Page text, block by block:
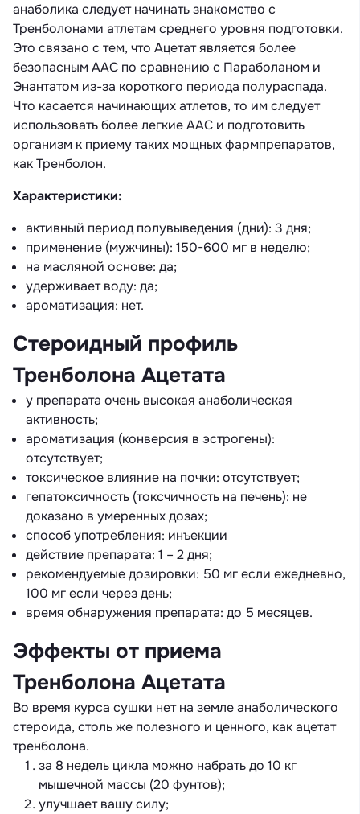
анаболика следует начинать знакомство с
Тренболонами атлетам среднего уровня подготовки.
Это связано с тем, что Ацетат является более
безопасным ААС по сравнению с Параболаном и
Энантатом из-за короткого периода полураспада.
Что касается начинающих атлетов, то им следует
использовать более легкие ААС и подготовить
организм к приему таких мощных фармпрепаратов,
как Тренболон.
Характеристики:
активный период полувыведения (дни): 3 дня;
применение (мужчины): 150-600 мг в неделю;
на масляной основе: да;
удерживает воду: да;
ароматизация: нет.
Стероидный профиль
Тренболона Ацетата
у препарата очень высокая анаболическая
активность;
ароматизация (конверсия в эстрогены):
отсутствует;
токсическое влияние на почки: отсутствует;
гепатоксичность (токсчичность на печень): не
доказано в умеренных дозах;
способ употребления: инъекции
действие препарата: 1 – 2 дня;
рекомендуемые дозировки: 50 мг если ежедневно,
100 мг если через день;
время обнаружения препарата: до 5 месяцев.
Эффекты от приема
Тренболона Ацетата
Во время курса сушки нет на земле анаболического
стероида, столь же полезного и ценного, как ацетат
тренболона.
за 8 недель цикла можно набрать до 10 кг
мышечной массы (20 фунтов);
улучшает вашу силу;